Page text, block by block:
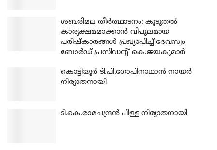
ശബരിമല തീര്‍ത്ഥാടനം: കൂടുതല്‍
കാര്യക്ഷമമാക്കാന്‍ വിപുലമായ
പരിഷ്‌കാരങ്ങള്‍ പ്രഖ്യാപിച്ച് ദേവസ്വം
ബോര്‍ഡ് പ്രസിഡന്റ് കെ.ജയകുമാര്‍
കൊട്ടിയൂര്‍ ടി.പി.ഗോപിനാഥാന്‍ നായര്‍
നിര്യാതനായി
ടി.കെ.രാമചന്ദ്രന്‍ പിള്ള നിര്യാതനായി